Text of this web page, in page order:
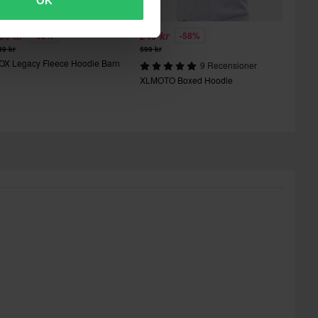
kr -32%
kr
Legacy Fleece Hoodie Barn
249 kr -58%
599 kr
9 Recensioner
XLMOTO Boxed Hoodie